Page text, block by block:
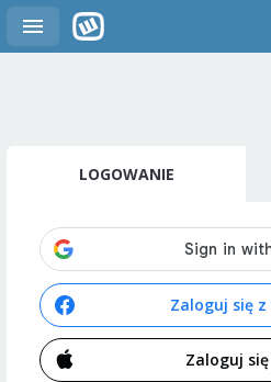
LOGOWANIE
Zaloguj się z
Zaloguj